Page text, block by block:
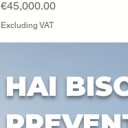
Price
€45,000.00
Excluding VAT
HAI